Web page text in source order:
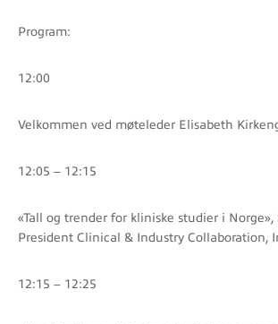
Program:
12:00
Velkommen ved møteleder Elisabeth
12:05 – 12:15
«Tall og trender for kliniske studier i Norge»,
President Clinical & Industry Collaboration,
12:15 – 12:25